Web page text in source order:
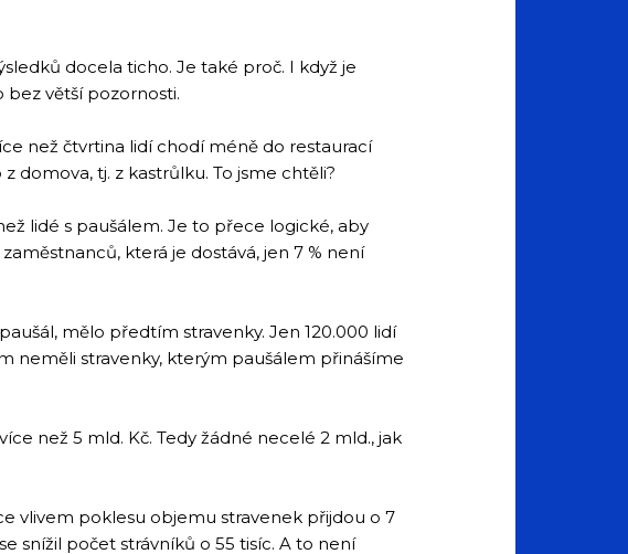
docela ticho. Je také proč. I když je
bez větší pozornosti.
než čtvrtina lidí chodí méně do restaurací
domova, tj. z kastrůlku. To jsme chtěli?
lidé s paušálem. Je to přece logické, aby
která je dostává, jen 7 % není
mělo předtím stravenky. Jen 120.000 lidí
neměli stravenky, kterým paušálem přinášíme
než 5 mld. Kč. Tedy žádné necelé 2 mld., jak
vlivem poklesu objemu stravenek přijdou o 7
snížil počet strávníků o 55 tisíc. A to není